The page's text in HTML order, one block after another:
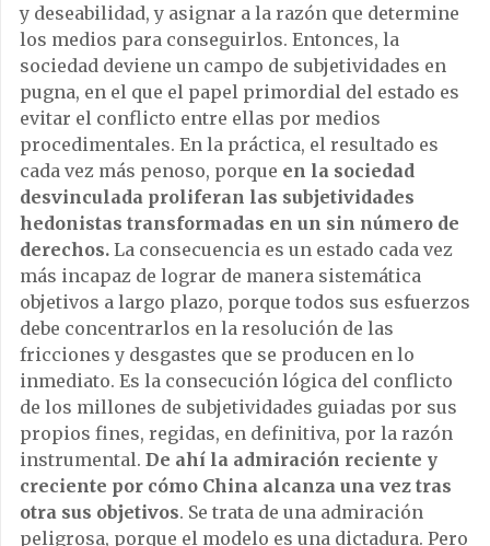
y deseabilidad, y asignar a la razón que determine
los medios para conseguirlos. Entonces, la
sociedad deviene un campo de subjetividades en
pugna, en el que el papel primordial del estado es
evitar el conflicto entre ellas por medios
procedimentales. En la práctica, el resultado es
cada vez más penoso, porque en la sociedad
desvinculada proliferan las subjetividades
hedonistas transformadas en un sin número de
derechos. La consecuencia es un estado cada vez
más incapaz de lograr de manera sistemática
objetivos a largo plazo, porque todos sus esfuerzos
debe concentrarlos en la resolución de las
fricciones y desgastes que se producen en lo
inmediato. Es la consecución lógica del conflicto
de los millones de subjetividades guiadas por sus
propios fines, regidas, en definitiva, por la razón
instrumental. De ahí la admiración reciente y
creciente por cómo China alcanza una vez tras
otra sus objetivos. Se trata de una admiración
peligrosa, porque el modelo es una dictadura. Pero